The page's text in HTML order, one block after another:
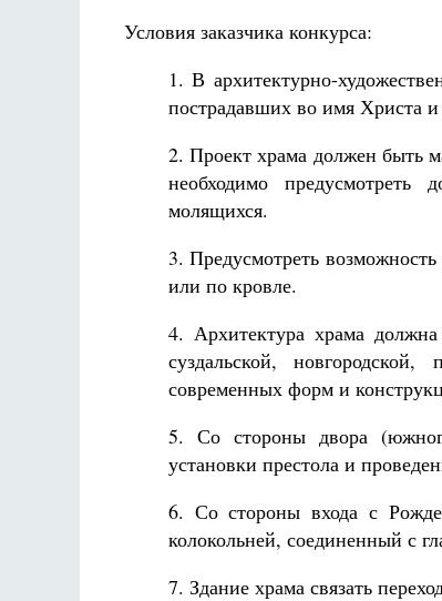
Условия заказчика конкурса:
1. В архитектурно-
пострадавших во имя Христа
2. Проект храма должен быть
необходимо предусмотреть
молящихся.
3. Предусмотреть
или по кровле.
4. Архитектура храма
суздальской,
современных форм и
5. Со стороны двора
установки престола и
6. Со стороны входа с
колокольней, соединенный с
7. Здание храма связать